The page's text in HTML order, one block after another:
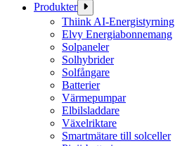
Produkter
Thiink AI-Energistyrning
Elvy Energiabonnemang
Solpaneler
Solhybrider
Solfångare
Batterier
Värmepumpar
Elbilsladdare
Växelriktare
Smartmätare till solceller